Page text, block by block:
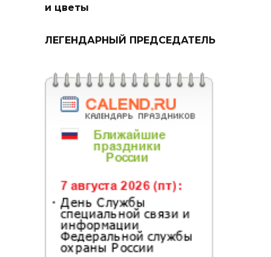
и цветы
ЛЕГЕНДАРНЫЙ ПРЕДСЕДАТЕЛЬ